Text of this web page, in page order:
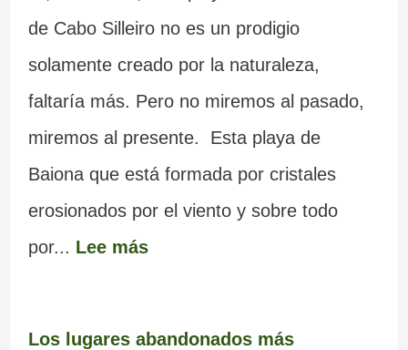
de Cabo Silleiro no es un prodigio
solamente creado por la naturaleza,
faltaría más. Pero no miremos al pasado,
miremos al presente. Esta playa de
Baiona que está formada por cristales
erosionados por el viento y sobre todo
por... Lee más
Los lugares abandonados más